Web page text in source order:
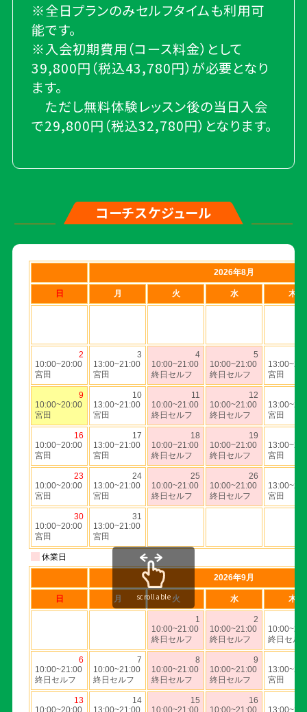
※全日プランのみセルフタイムも利用可
能です。
※入会初期費用（コース料金）として
39,800円（税込43,780円）が必要となり
ます。
ただし無料体験レッスン後の当日入会
で29,800円（税込32,780円）となります。
コーチスケジュール
scrollable